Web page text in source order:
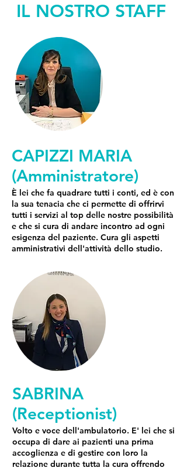
IL NOSTRO STAFF
CAPIZZI MARIA
(Amministratore)
È lei che fa quadrare tutti i conti, ed è con
la sua tenacia che ci permette di offrirvi
tutti i servizi al top delle nostre possibilità
e che si cura di andare incontro ad ogni
esigenza del paziente. Cura gli aspetti
amministrativi dell'attività dello studio.
SABRINA
(Receptionist)
Volto e voce dell'ambulatorio. E' lei che si
occupa di dare ai pazienti una prima
accoglienza e di gestire con loro la
relazione durante tutta la cura offrendo